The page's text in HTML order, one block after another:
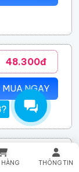
THÔNG TIN
48.300đ
MUA NGAY
60.400đ